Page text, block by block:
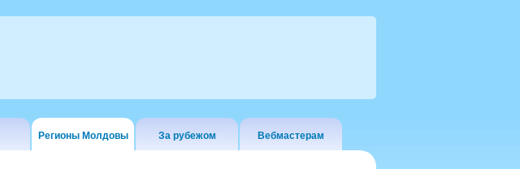
Регионы Молдовы За рубежом Вебмастерам